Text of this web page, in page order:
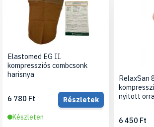
Elastomed EG II.
kompressziós combcsonk
harisnya
6 780 Ft
Részletek
Készleten
RelaxSan
nyitott
6 450 Ft